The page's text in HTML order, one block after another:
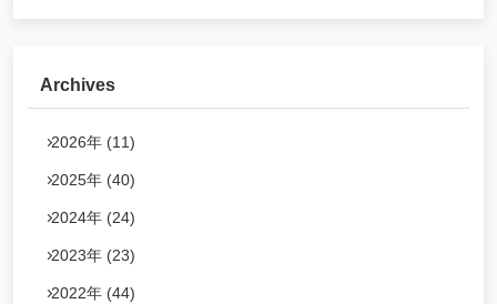
Archives
2026年 (11)
2025年 (40)
2024年 (24)
2023年 (23)
2022年 (44)